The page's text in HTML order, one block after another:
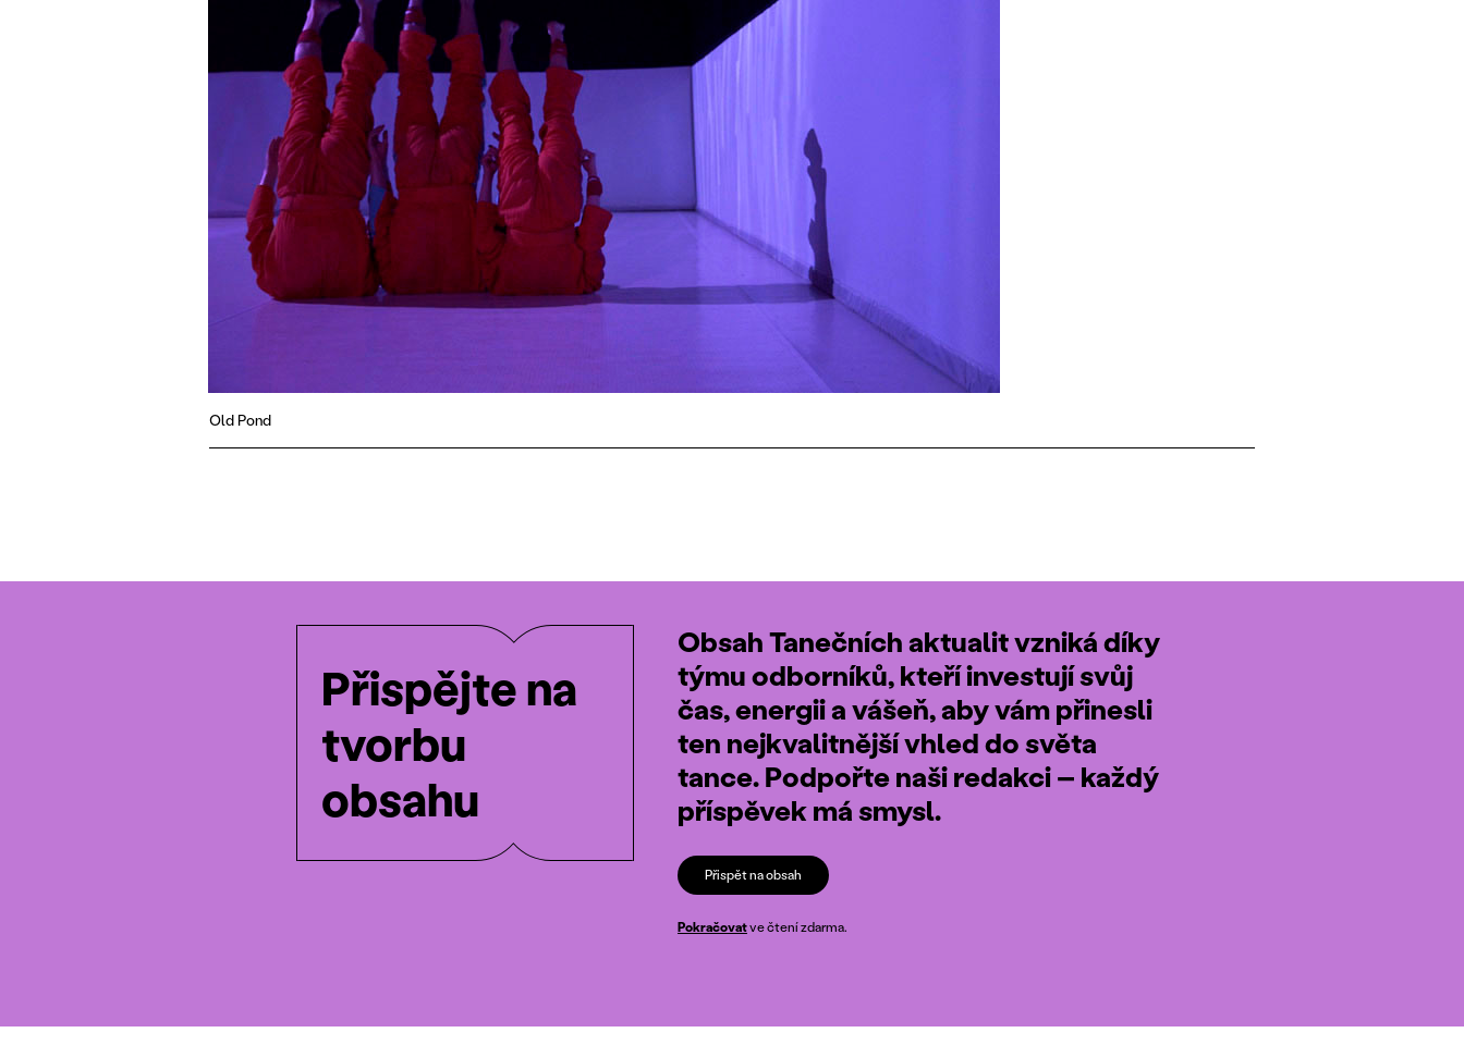
Old Pond
Přispějte na
tvorbu
obsahu
Obsah Tanečních aktualit vzniká díky
týmu odborníků, kteří investují svůj
čas, energii a vášeň, aby vám přinesli
ten nejkvalitnější vhled do světa
tance. Podpořte naši redakci – každý
příspěvek má smysl.
Přispět na obsah
Pokračovatve čtení zdarma.